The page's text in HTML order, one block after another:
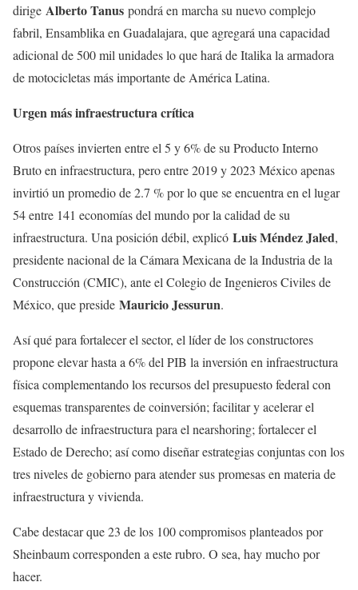
dirige Alberto Tanus pondrá en marcha su nuevo complejo
fabril, Ensamblika en Guadalajara, que agregará una capacidad
adicional de 500 mil unidades lo que hará de Italika la armadora
de motocicletas más importante de América Latina.
Urgen más infraestructura crítica
Otros países invierten entre el 5 y 6% de su Producto Interno
Bruto en infraestructura, pero entre 2019 y 2023 México apenas
invirtió un promedio de 2.7 % por lo que se encuentra en el lugar
54 entre 141 economías del mundo por la calidad de su
infraestructura. Una posición débil, explicó Luis Méndez Jaled,
presidente nacional de la Cámara Mexicana de la Industria de la
Construcción (CMIC), ante el Colegio de Ingenieros Civiles de
México, que preside Mauricio Jessurun.
Así qué para fortalecer el sector, el líder de los constructores
propone elevar hasta a 6% del PIB la inversión en infraestructura
física complementando los recursos del presupuesto federal con
esquemas transparentes de coinversión; facilitar y acelerar el
desarrollo de infraestructura para el nearshoring; fortalecer el
Estado de Derecho; así como diseñar estrategias conjuntas con los
tres niveles de gobierno para atender sus promesas en materia de
infraestructura y vivienda.
Cabe destacar que 23 de los 100 compromisos planteados por
Sheinbaum corresponden a este rubro. O sea, hay mucho por
hacer.